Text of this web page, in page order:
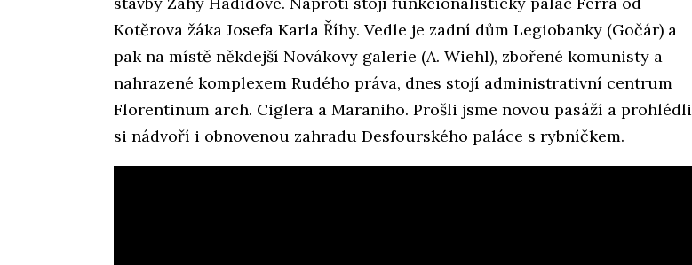
Kotěrova žáka Josefa Karla Říhy. Vedle je zadní dům Legiobanky (Gočár) a
pak na místě někdejší Novákovy galerie (A. Wiehl), zbořené komunisty a
nahrazené komplexem Rudého práva, dnes stojí administrativní centrum
Florentinum arch. Ciglera a Maraniho. Prošli jsme novou pasáží a prohlédli
si nádvoří i obnovenou zahradu Desfourského paláce s rybníčkem.